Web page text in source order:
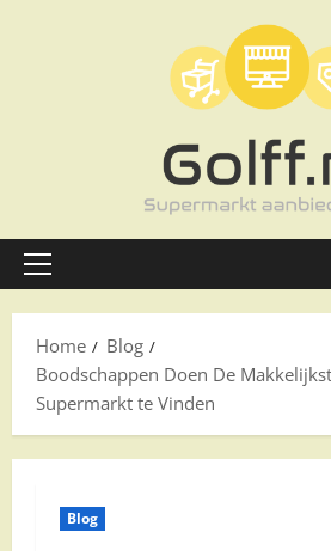
Primair
Home
Blog
Boodschappen Doen De
Supermarkt te Vinden
Blog